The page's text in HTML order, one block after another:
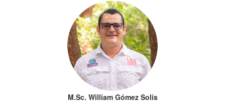
M.Sc. William Gómez Solís